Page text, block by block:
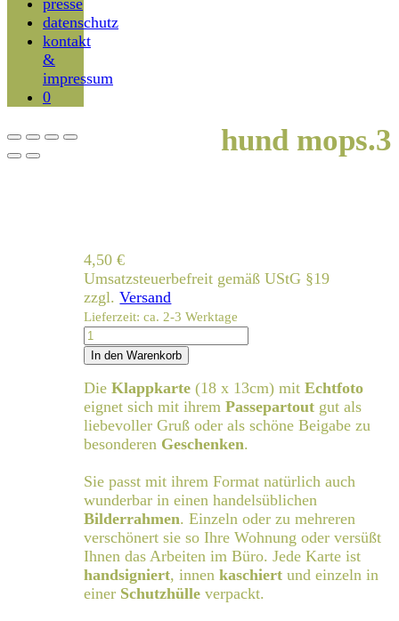
presse
datenschutz
kontakt
&
impressum
0
hund mops.3
4,50€
Umsatzsteuerbefreit gemäß UStG §19
zzgl.Versand
Lieferzeit: ca. 2-3 Werktage
hund
mops.3
In den Warenkorb
DieKlappkarte (18 x 13cm) mitEchtfoto
eignet sich mit ihremPassepartout gut als
liebevoller Gruß oder als schöne Beigabe zu
besonderen Geschenken.
Sie passt mit ihrem Format natürlich auch
wunderbar in einen handelsüblichen
Bilderrahmen. Einzeln oder zu mehreren
verschönert sie so Ihre Wohnung oder versüßt
Ihnen das Arbeiten im Büro. Jede Karte ist
handsigniert, innenkaschiert und einzeln in
einer Schutzhülle verpackt.